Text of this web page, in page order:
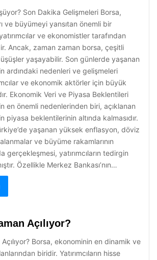
Son Dakika Gelişmeleri Borsa,
ve büyümeyi yansıtan önemli bir
ve ekonomistler tarafından
Ancak, zaman zaman borsa, çeşitli
yaşayabilir. Son günlerde yaşanan
ardındaki nedenleri ve gelişmeleri
ve ekonomik aktörler için büyük
Ekonomik Veri ve Piyasa Beklentileri
en önemli nedenlerinden biri, açıklanan
piyasa beklentilerinin altında kalmasıdır.
yaşanan yüksek enflasyon, döviz
ve büyüme rakamlarının
gerçekleşmesi, yatırımcıların tedirgin
Özellikle Merkez Bankası’nın…
Açılıyor?
Borsa, ekonominin en dinamik ve
biridir. Yatırımcıların hisse